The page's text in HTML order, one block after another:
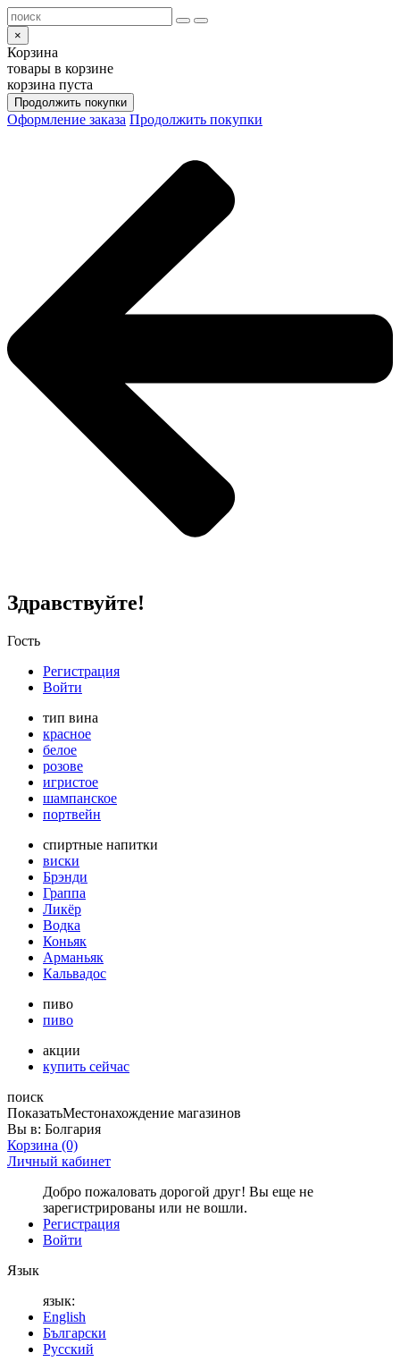
×
Корзина
товары в корзине
корзина пуста
Продолжить покупки
Оформление заказа Продолжить покупки
Здравствуйте!
Гость
Регистрация
Войти
тип вина
красное
белое
розове
игристое
шампанское
портвейн
спиртные напитки
виски
Брэнди
Граппа
Ликёр
Водка
Коньяк
Арманьяк
Кальвадос
пиво
пиво
акции
купить сейчас
поиск
ПоказатьМестонахождение магазинов
Вы в: Болгария
Корзина (0)
Личный кабинет
Добро пожаловать дорогой друг! Вы еще не
зарегистрированы или не вошли.
Регистрация
Войти
Язык
язык:
English
Български
Русский